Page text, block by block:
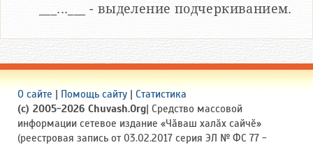
___...___ - выделение подчеркиванием.
О сайте | Помощь сайту | Статистика
(c) 2005-2026 Chuvash.Org| Средство массовой
информации сетевое издание «Чӑваш халӑх сайчӗ»
(реестровая запись от 03.02.2017 серия ЭЛ № ФС 77 -